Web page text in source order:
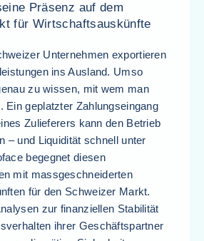
Präsenz auf dem
für Wirtschaftsauskünfte
Unternehmen exportieren
ins Ausland. Umso
zu wissen, mit wem man
Ein geplatzter Zahlungseingang
Zulieferers kann den Betrieb
– und Liquidität schnell unter
begegnet diesen
mit massgeschneiderten
für den Schweizer Markt.
zur finanziellen Stabilität
ihrer Geschäftspartner